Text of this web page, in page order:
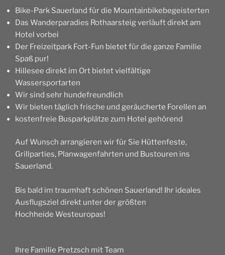
Bike-Park Sauerland für die Mountainbikebegeisterten
Das Wanderparadies Rothaarsteig verläuft direkt am
Hotel vorbei
Der Freizeitpark Fort-Fun bietet für die ganze Familie
Spaß pur!
Hillesee direkt im Ort bietet vielfältige
Wassersportarten
Wir sind sehr hundefreundlich
Wir bieten täglich frische und geräucherte Forellen an
kostenfreie Busparkplätze zum Hotel gehörend
Auf Wunsch arrangieren wir für Sie Hüttenfeste,
Grillparties, Planwagenfahrten und Bustouren ins
Sauerland.
Bis bald im traumhaft schönen Sauerland! Ihr ideales
Ausflugsziel direkt unter der größten
Hochheide Westeuropas!
Ihre Familie Pretzsch mit Team